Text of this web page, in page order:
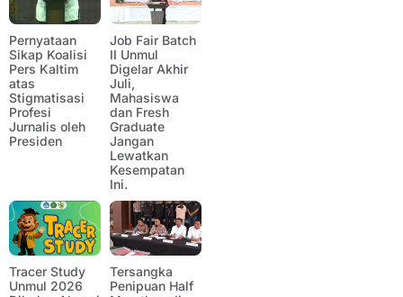
Pernyataan
Sikap Koalisi
Pers Kaltim
atas
Stigmatisasi
Profesi
Jurnalis oleh
Presiden
Job Fair Batch
II Unmul
Digelar Akhir
Juli,
Mahasiswa
dan Fresh
Graduate
Jangan
Lewatkan
Kesempatan
Ini.
Tracer Study
Unmul 2026
Tersangka
Penipuan Half